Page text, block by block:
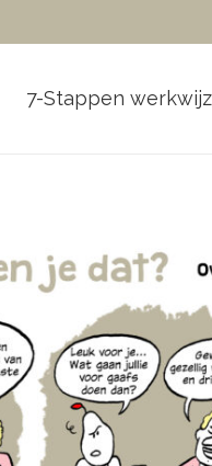
7-Stappen